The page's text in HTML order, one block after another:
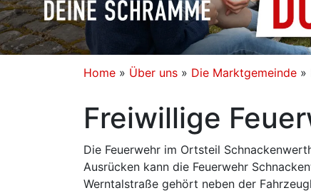
Home » Über uns » Die Marktgemeinde »
Freiwillige
Die Feuerwehr im Ortsteil
Ausrücken kann die Feuerwehr
Werntalstraße gehört neben der